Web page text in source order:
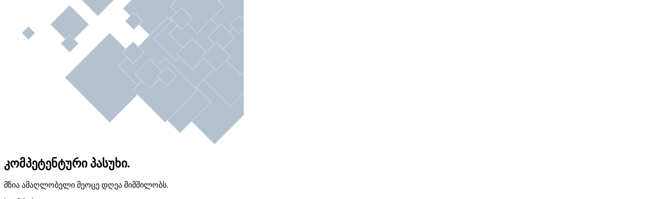
კომპეტენტური პასუხი.
მზია ამაღლობელი მეოცე დღეა შიმშილობს.